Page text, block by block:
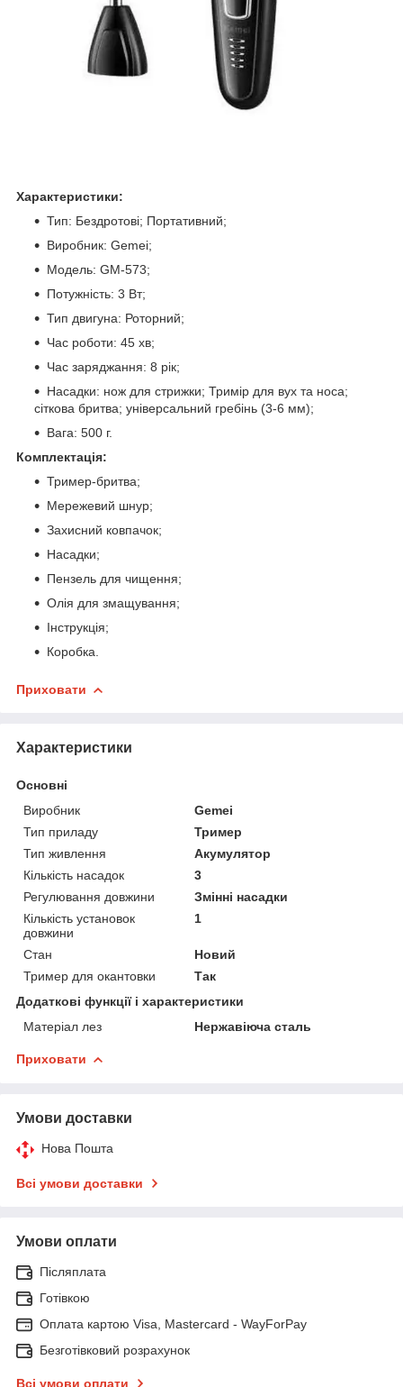
Характеристики:
Тип: Бездротові; Портативний;
Виробник: Gemei;
Модель: GM-573;
Потужність: 3 Вт;
Тип двигуна: Роторний;
Час роботи: 45 хв;
Час заряджання: 8 рік;
Насадки: нож для стрижки; Тримір для вух та носа;
сіткова бритва; універсальний гребінь (3-6 мм);
Вага: 500 г.
Комплектація:
Тример-бритва;
Мережевий шнур;
Захисний ковпачок;
Насадки;
Пензель для чищення;
Олія для змащування;
Інструкція;
Коробка.
Приховати
Характеристики
Основні
Виробник
Gemei
Тип приладу
Тример
Тип живлення
Акумулятор
Кількість насадок
3
Регулювання довжини
Змінні насадки
Кількість установок
довжини
1
Стан
Новий
Тример для окантовки
Так
Додаткові функції і характеристики
Матеріал лез
Нержавіюча сталь
Приховати
Умови доставки
Нова Пошта
Всі умови доставки
Умови оплати
Післяплата
Готівкою
Оплата картою Visa, Mastercard - WayForPay
Безготівковий розрахунок
Всі умови оплати